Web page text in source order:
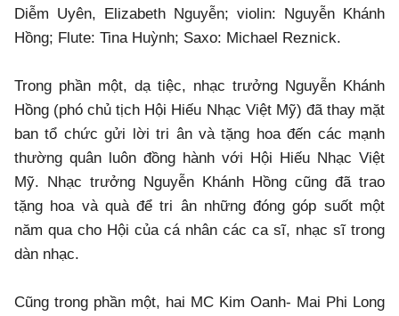
Diễm Uyên, Elizabeth Nguyễn; violin: Nguyễn Khánh
Hồng; Flute: Tina Huỳnh; Saxo: Michael Reznick.
Trong phần một, dạ tiệc, nhạc trưởng Nguyễn Khánh
Hồng (phó chủ tịch Hội Hiếu Nhạc Việt Mỹ) đã thay mặt
ban tổ chức gửi lời tri ân và tặng hoa đến các mạnh
thường quân luôn đồng hành với Hội Hiếu Nhạc Việt
Mỹ. Nhạc trưởng Nguyễn Khánh Hồng cũng đã trao
tặng hoa và quà để tri ân những đóng góp suốt một
năm qua cho Hội của cá nhân các ca sĩ, nhạc sĩ trong
dàn nhạc.
Cũng trong phần một, hai MC Kim Oanh- Mai Phi Long